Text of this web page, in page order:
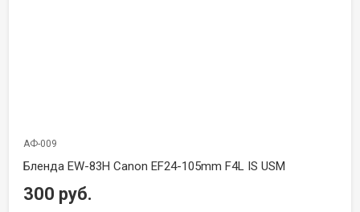
АФ-009
Бленда EW-83H Canon EF24-105mm F4L IS USM
300 руб.